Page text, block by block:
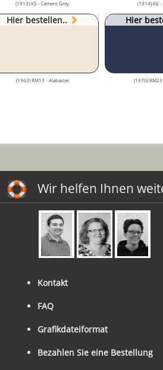
(1913) K5 - Cement Grey (1914) K6 -
Hier bestellen..
(1963) RM13 - Alabaster
Hier
(1970)
Wir helfen Ihnen
Kontakt
FAQ
Grafikdateiformat
Bezahlen Sie eine Bestellung